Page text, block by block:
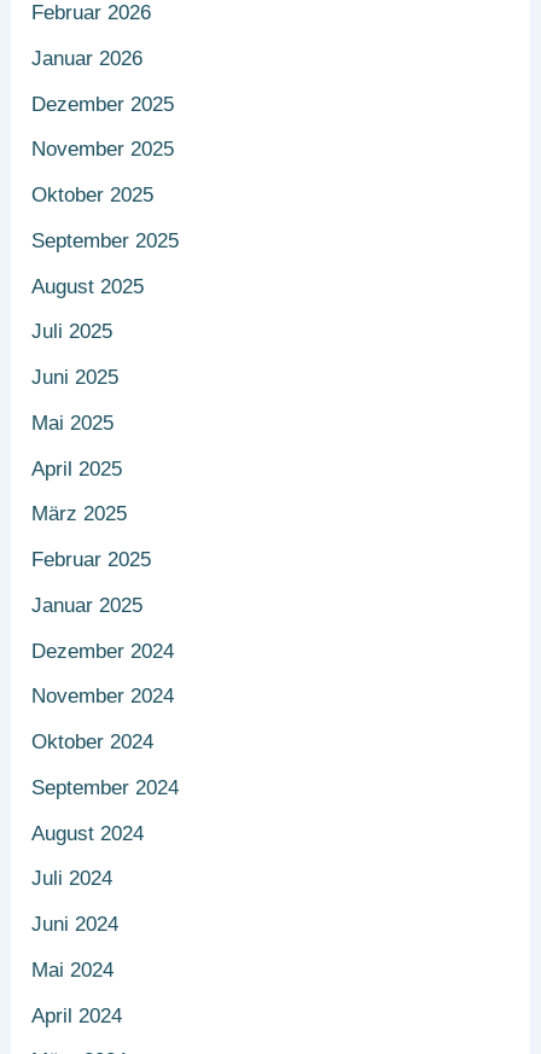
Februar 2026
Januar 2026
Dezember 2025
November 2025
Oktober 2025
September 2025
August 2025
Juli 2025
Juni 2025
Mai 2025
April 2025
März 2025
Februar 2025
Januar 2025
Dezember 2024
November 2024
Oktober 2024
September 2024
August 2024
Juli 2024
Juni 2024
Mai 2024
April 2024